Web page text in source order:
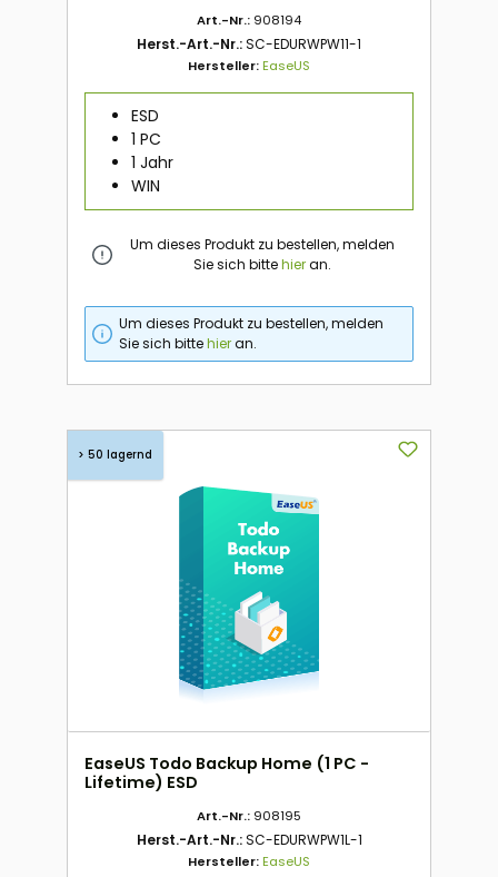
Art.-Nr.: 908194
Herst.-Art.-Nr.:SC-EDURWPW11-1
Hersteller:EaseUS
ESD
1 PC
1 Jahr
WIN
Um dieses Produkt zu bestellen, melden
Sie sich bittehieran.
Um dieses Produkt zu bestellen, melden
Sie sich bittehieran.
> 50 lagernd
EaseUS Todo Backup Home (1 PC -
Lifetime) ESD
Art.-Nr.: 908195
Herst.-Art.-Nr.:SC-EDURWPW1L-1
Hersteller:EaseUS